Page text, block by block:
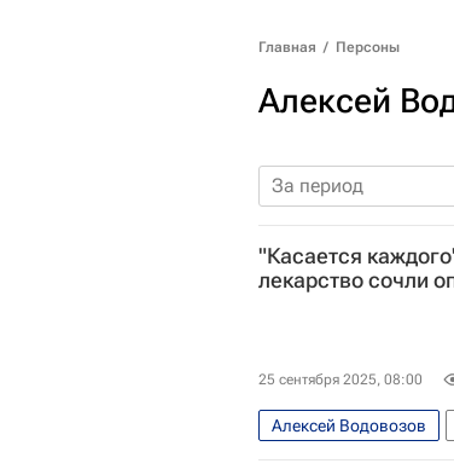
Главная / Персоны
Алексей
За период
"Касается
лекарство сочли
25 сентября 2025, 08:00
Алексей Водовозов
ВОЗ
США